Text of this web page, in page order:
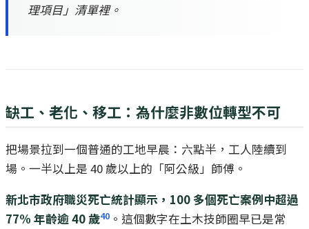
理項目」清單裡。
缺工、老化、移工：為什麼非數位轉型不可
把場景拉到一個普通的工地早晨：六點半，工人陸續到
場。一半以上是 40 歲以上的「阿公級」師傅。
新北市政府職災死亡統計顯示，100 多個死亡案例中超過
77% 年齡逾 40 歲40 。這個數字在土木技師圈早已是常